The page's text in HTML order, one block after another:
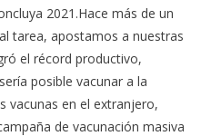
2021.Hace más de un
tarea, apostamos a nuestras
el récord productivo,
posible vacunar a la
vacunas en el extranjero,
de vacunación masiva